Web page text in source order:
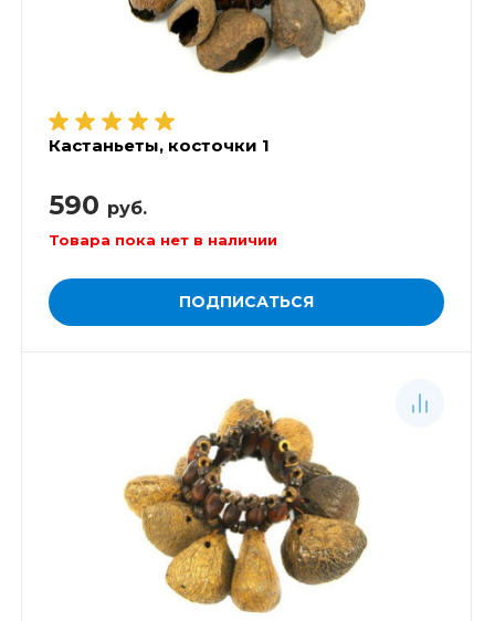
Кастаньеты, косточки 1
590 руб.
Товара пока нет в наличии
ПОДПИСАТЬСЯ